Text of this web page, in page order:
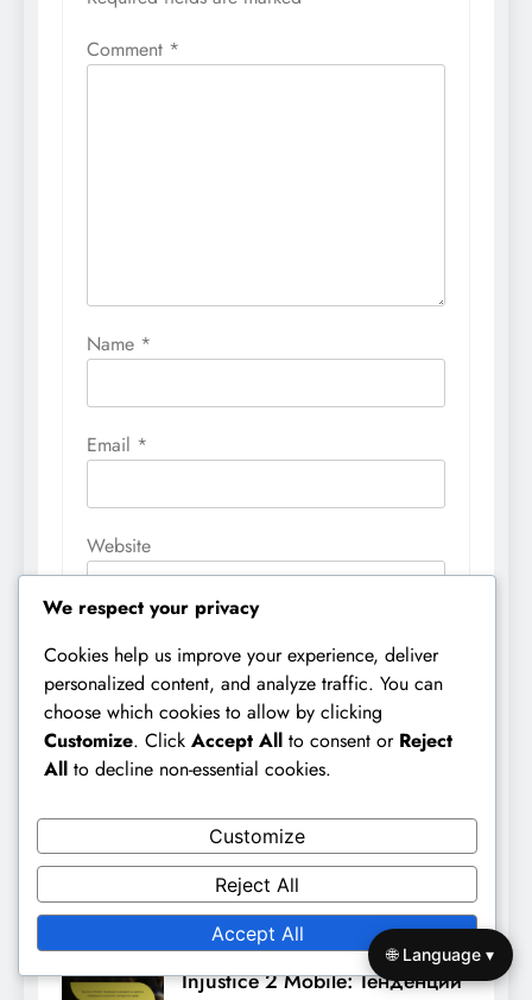
Comment *
Name *
Email *
Website
Save my name, email, and website in this
browser for the next time I comment.
Related News
Injustice 2 Mobile: Тенденции
We respect your privacy
Cookies help us improve your experience, deliver
personalized content, and analyze traffic. You can
choose which cookies to allow by clicking
Customize. Click Accept All to consent or Reject
All to decline non-essential cookies.
Customize
Reject All
Accept All
🌐 Language ▾